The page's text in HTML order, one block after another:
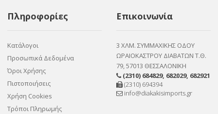
Πληροφορίες
Κατάλογοι
Προσωπικά Δεδομένα
Όροι Χρήσης
Πιστοποιήσεις
Χρήση Cookies
Τρόποι Πληρωμής
Επικοινωνία
3 ΧΛΜ. ΣΥΜΜΑΧΙΚΗΣ ΟΔΟΥ
ΩΡΑΙΟΚΑΣΤΡΟΥ ΔΙΑΒΑΤΩΝ Τ.Θ.
79, 57013 ΘΕΣΣΑΛΟΝΙΚΗ
(2310) 684829, 682029, 682921
(2310) 694394
info@diakakisimports.gr